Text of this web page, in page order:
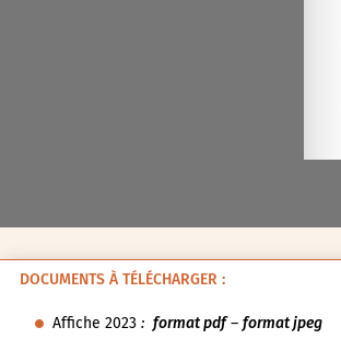
DOCUMENTS À TÉLÉCHARGER :
Affiche 2023 :format pdf–format jpeg